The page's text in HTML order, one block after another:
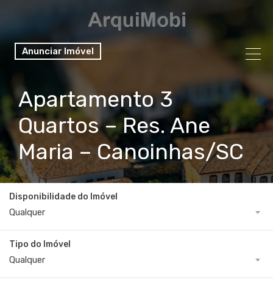
Anunciar Imóvel
Apartamento 3
Quartos – Res. Ane
Maria – Canoinhas/SC
Disponibilidade do Imóvel
Qualquer
Tipo do Imóvel
Qualquer